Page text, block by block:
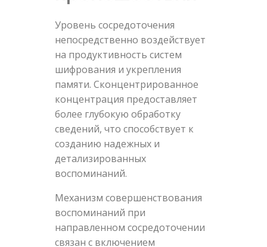
Уровень сосредоточения
непосредственно воздействует
на продуктивность систем
шифрования и укрепления
памяти. Сконцентрированное
концентрация предоставляет
более глубокую обработку
сведений, что способствует к
созданию надежных и
детализированных
воспоминаний.
Механизм совершенствования
воспоминаний при
направленном сосредоточении
связан с включением